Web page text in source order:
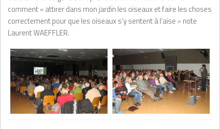
comment « attirer dans mon jardin les oiseaux et faire les choses
correctement pour que les oiseaux s’y sentent à l’aise » note
Laurent WAEFFLER.